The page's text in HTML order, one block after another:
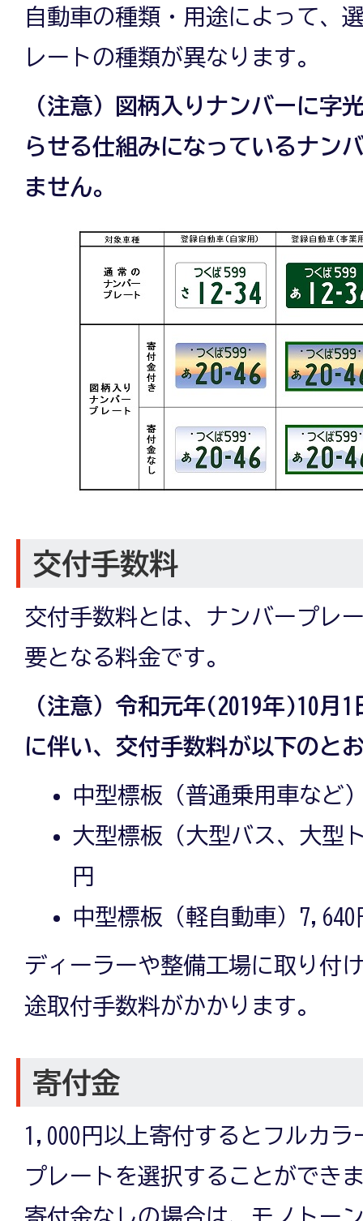
自動車の種類・用途によって、
レートの種類が異なります。
（注意）図柄入りナンバーに字
らせる仕組みになっているナン
ません。
交付手数料
交付手数料とは、ナンバープレ
要となる料金です。
（注意）令和元年(2019年)10月
に伴い、交付手数料が以下のと
中型標板（普通乗用車など
大型標板（大型バス、大型
円
中型標板（軽自動車）7,640
ディーラーや整備工場に取り付
途取付手数料がかかります。
寄付金
1,000円以上寄付するとフルカ
プレートを選択することができ
寄付金なしの場合は、モノトー